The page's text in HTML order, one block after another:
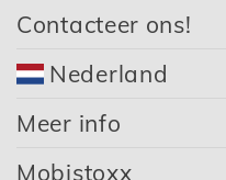
Contacteer ons!
Nederland
Meer info
Mobistoxx